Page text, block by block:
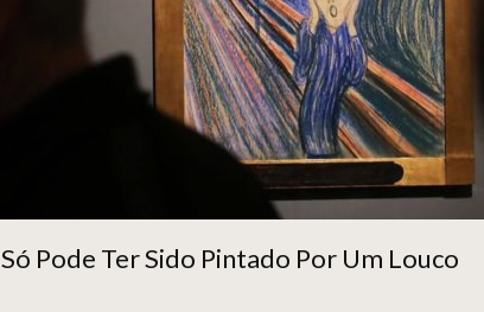
Só Pode Ter Sido Pintado Por Um Louco